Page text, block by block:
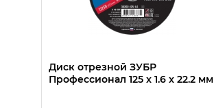
Диск отрезной ЗУБР
Профессионал 125 x 1.6 x 22.2 мм